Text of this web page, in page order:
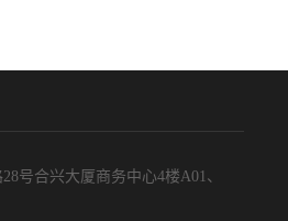
号合兴大厦商务中心4楼A01、